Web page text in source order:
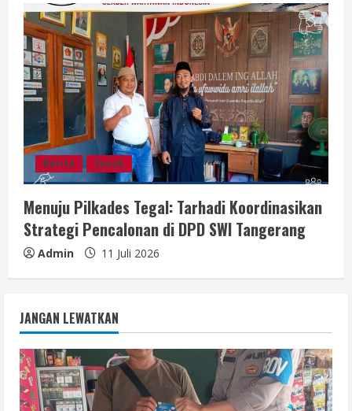
Berita Sosok
Menuju Pilkades Tegal: Tarhadi Koordinasikan
Strategi Pencalonan di DPD SWI Tangerang
Admin 11 Juli 2026
JANGAN LEWATKAN